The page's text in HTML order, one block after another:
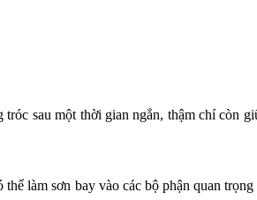
sau một thời gian ngắn, thậm chí còn
làm sơn bay vào các bộ phận quan